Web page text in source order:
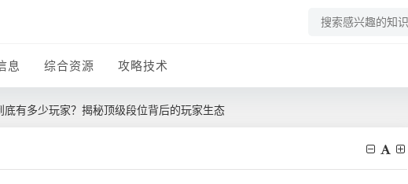
息 综合资源 攻略技术
底有多少玩家？揭秘顶级段位背后的玩家生态